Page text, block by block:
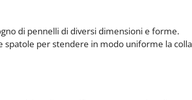
di pennelli di diversi dimensioni e forme.
spatole per stendere in modo uniforme la colla